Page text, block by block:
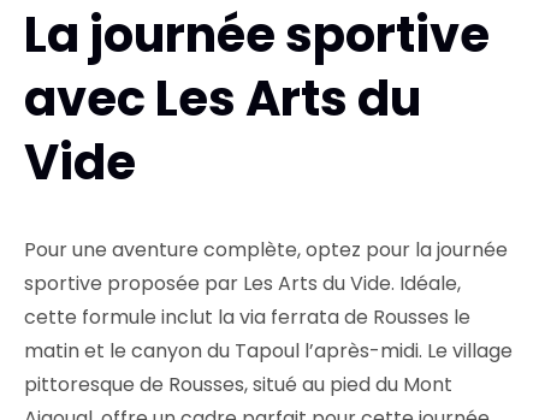
La journée sportive
avec Les Arts du
Vide
Pour une aventure complète, optez pour la journée
sportive proposée par Les Arts du Vide. Idéale,
cette formule inclut la via ferrata de Rousses le
matin et le canyon du Tapoul l’après-midi. Le village
pittoresque de Rousses, situé au pied du Mont